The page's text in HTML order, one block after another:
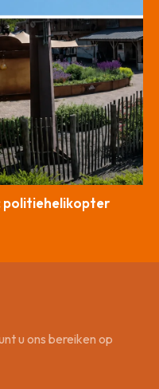
politiehelikopter
u ons bereiken op